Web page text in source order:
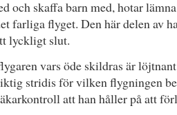
och skaffa barn med, hotar
farliga flyget. Den här delen av
lyckligt slut.
vars öde skildras är
stridis för vilken flygningen
att han håller på att